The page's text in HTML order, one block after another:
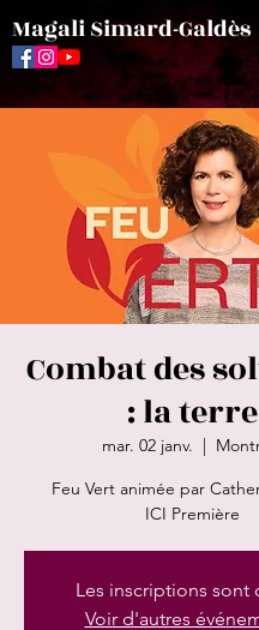
Magali Simard-Galdès
Combat des
: la terre
mar. 02 janv.
  |
Feu Vert animée par
ICI Première
Les inscriptions sont
Voir d'autres